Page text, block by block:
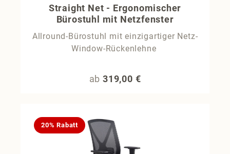
Straight Net - Ergonomischer
Bürostuhl mit Netzfenster
Allround-Bürostuhl mit einzigartiger Netz-
Window-Rückenlehne
Regulärer Preis:
ab 319,00 €
20% Rabatt